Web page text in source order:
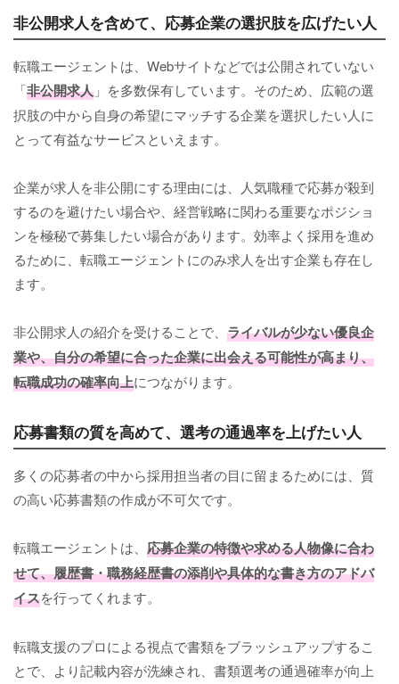
非公開求人を含めて、応募企業の選択肢を広げたい人
転職エージェントは、Webサイトなどでは公開されていない
「非公開求人 」を多数保有しています。そのため、広範の選
択肢の中から自身の希望にマッチする企業を選択したい人に
とって有益なサービスといえます。
企業が求人を非公開にする理由には、人気職種で応募が殺到
するのを避けたい場合や、経営戦略に関わる重要なポジショ
ンを極秘で募集したい場合があります。効率よく採用を進め
るために、転職エージェントにのみ求人を出す企業も存在し
ます。
非公開求人の紹介を受けることで、 ライバルが少ない優良企
業や、自分の希望に合った企業に出会える可能性が高まり、
転職成功の確率向上につながります。
応募書類の質を高めて、選考の通過率を上げたい人
多くの応募者の中から採用担当者の目に留まるためには、質
の高い応募書類の作成が不可欠です。
転職エージェントは、 応募企業の特徴や求める人物像に合わ
せて、履歴書・職務経歴書の添削や具体的な書き方のアドバ
イスを行ってくれます。
転職支援のプロによる視点で書類をブラッシュアップするこ
とで、より記載内容が洗練され、書類選考の通過確率が向上